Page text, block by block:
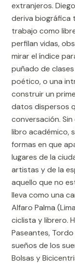
extranjeros.
deriva biográfica
trabajo como
perfilan vidas,
mirar el índice
puñado de
poético, o una
construir un
datos dispersos
conversación.
libro académico,
formas en que
lugares de la
artistas y de la
aquello que no
lleva como una
Alfaro Palma
ciclista y librero.
Paseantes,
sueños de los
Bolsas y